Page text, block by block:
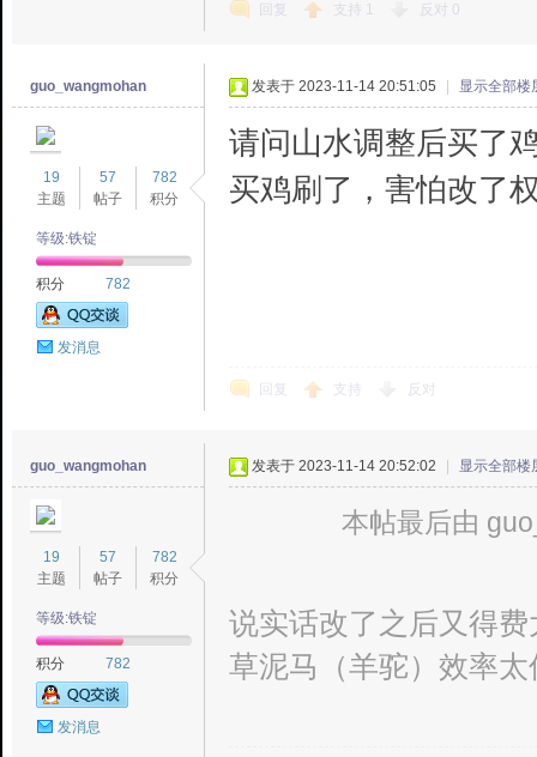
回复 支持 1 反对 0
guo_wangmohan
19
主题
57
帖子
782
积分
等级:铁锭
积分 782
发消息
发表于 2023-11-14 20:51:05 显示全部楼
请问山水调整后买了
买鸡刷了，害怕改了
回复 支持 反对
guo_wangmohan
19
主题
57
帖子
782
积分
等级:铁锭
积分 782
发消息
发表于 2023-11-14 20:52:02 显示全部楼
本帖最后由
说实话改了之后又得
草泥马（羊驼）效率太